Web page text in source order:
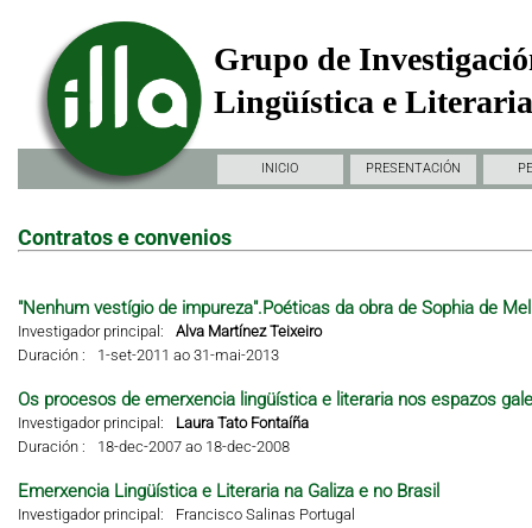
Grupo de
Lingüística e
INICIO PRESENTACIÓN
Contratos e convenios
"Nenhum vestígio de impureza".Poéticas da obra de Sophia de
Investigador principal:
Alva Martínez Teixeiro
Duración :
1-set-2011 ao 31-mai-2013
Os procesos de emerxencia lingüística e literaria nos espazos
Investigador principal:
Laura Tato Fontaíña
Duración :
18-dec-2007 ao 18-dec-2008
Emerxencia Lingüística e Literaria na Galiza e no Brasil
Investigador principal:
Francisco Salinas Portugal